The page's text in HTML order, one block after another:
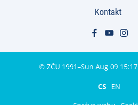
Kontakt
© ZČU 1991–Sun Aug 09
CS EN